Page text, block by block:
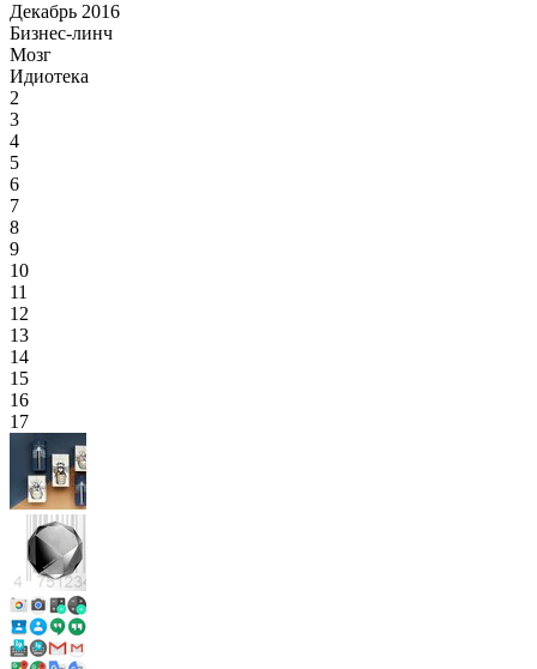
Декабрь 2016
Бизнес-линч
Мозг
Идиотека
2
3
4
5
6
7
8
9
10
11
12
13
14
15
16
17